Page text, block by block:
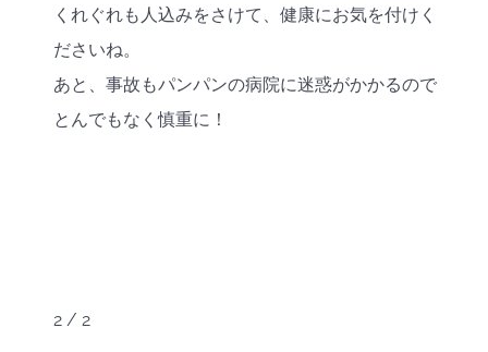
くれぐれも人込みをさけて、健康にお気を付けく
ださいね。
あと、事故もパンパンの病院に迷惑がかかるので
とんでもなく慎重に！
2 / 2